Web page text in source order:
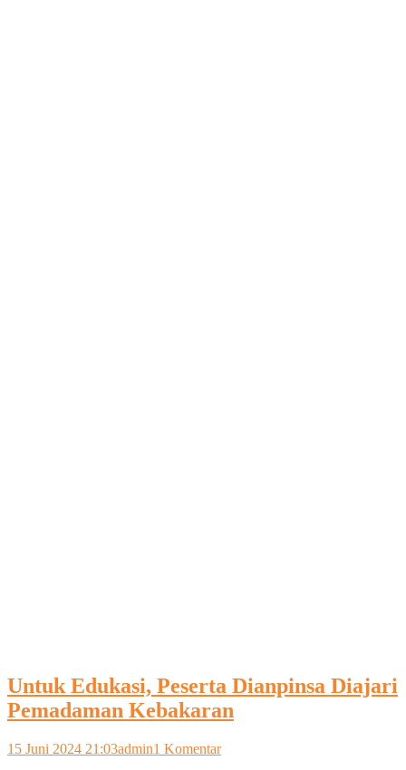
Untuk Edukasi, Peserta Dianpinsa Diajari
Pemadaman Kebakaran
15 Juni 2024 21:03admin1 Komentarpada